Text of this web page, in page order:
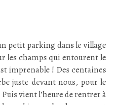
petit parking dans le village
les champs qui entourent le
imprenable ! Des centaines
juste devant nous, pour le
vient l’heure de rentrer à